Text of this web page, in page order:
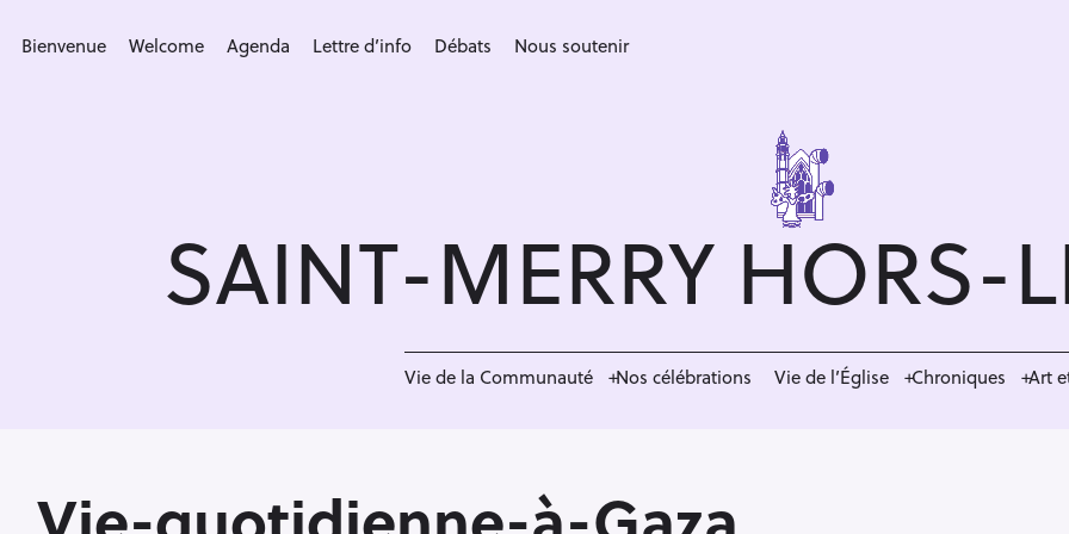
Bienvenue Welcome Agenda Lettre d’info Débats Nous soutenir
SAINT-MERRY HORS-
Vie de la Communauté Nos célébrations Vie de l’Église Chroniques Art